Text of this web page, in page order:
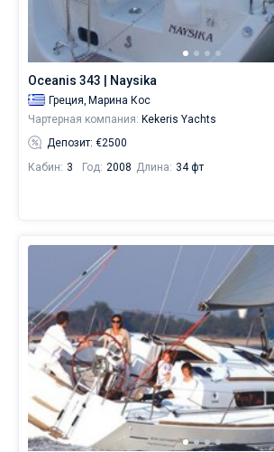
воспользуйтесь
услугой
бербоут
чартера
яхт
на
без
аренду
от
Sailica
найдете
173
предложений
на
Oceanis 343 | Naysika
Греция, Марина Кос
Чартерная компания: Kekeris Yachts
Депозит: €2500
Кабин: 3 Год: 2008 Длина: 34 фт
Без шкипера